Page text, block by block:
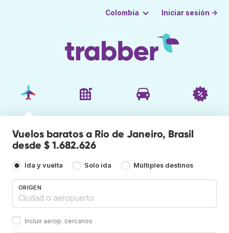
Colombia Iniciar sesión →
Vuelos baratos a Río de Janeiro, Brasil
desde $ 1.682.626
Ida y vuelta Solo ida Múltiples destinos
ORIGEN
Incluir aerop. cercanos